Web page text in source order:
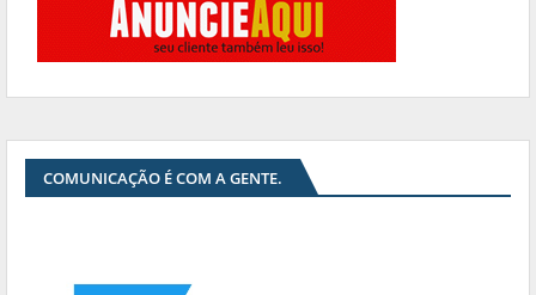
COMUNICAÇÃO É COM A GENTE.